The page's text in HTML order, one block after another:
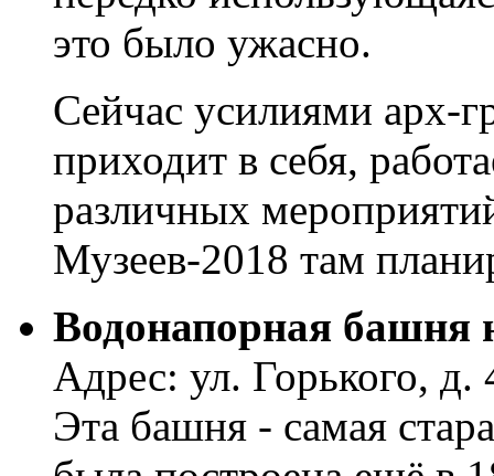
это было ужасно.
Сейчас усилиями арх-
приходит в себя,
различных
Музеев-2018 там
Водонапорная башня
Адрес: ул. Горького, д.
Эта башня - самая